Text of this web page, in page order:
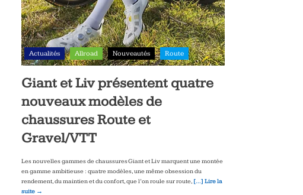
Actualités Allroad Nouveautés Route
Giant et Liv présentent quatre
nouveaux modèles de
chaussures Route et
Gravel/VTT
Les nouvelles gammes de chaussures Giant et Liv marquent une montée
en gamme ambitieuse : quatre modèles, une même obsession du
rendement, du maintien et du confort, que l’on roule sur route, […] Lire la
suite →